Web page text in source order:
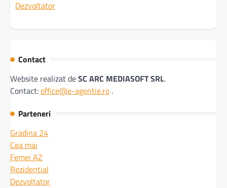
Dezvoltator
Contact
Website realizat deSC ARC MEDIASOFT SRL.
Contact:office@e-agentie.ro .
Parteneri
Gradina 24
Cea mai
Femei AZ
Rezidential
Dezvoltator